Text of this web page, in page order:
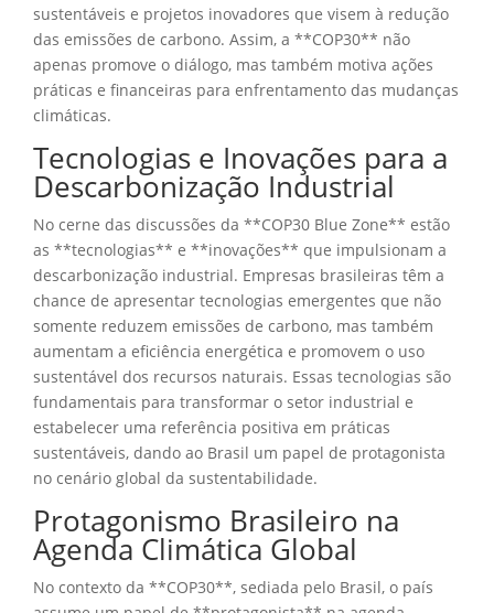
sustentáveis e projetos inovadores que visem à redução
das emissões de carbono. Assim, a **COP30** não
apenas promove o diálogo, mas também motiva ações
práticas e financeiras para enfrentamento das mudanças
climáticas.
Tecnologias e Inovações para a
Descarbonização Industrial
No cerne das discussões da **COP30 Blue Zone** estão
as **tecnologias** e **inovações** que impulsionam a
descarbonização industrial. Empresas brasileiras têm a
chance de apresentar tecnologias emergentes que não
somente reduzem emissões de carbono, mas também
aumentam a eficiência energética e promovem o uso
sustentável dos recursos naturais. Essas tecnologias são
fundamentais para transformar o setor industrial e
estabelecer uma referência positiva em práticas
sustentáveis, dando ao Brasil um papel de protagonista
no cenário global da sustentabilidade.
Protagonismo Brasileiro na
Agenda Climática Global
No contexto da **COP30**, sediada pelo Brasil, o país